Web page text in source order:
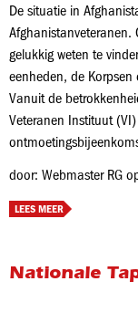
De situatie in
Afghanistanveteranen.
gelukkig weten te
eenheden, de
Vanuit de
Veteranen Instituut
door: Webmaster RG
LEES MEER
Nationale